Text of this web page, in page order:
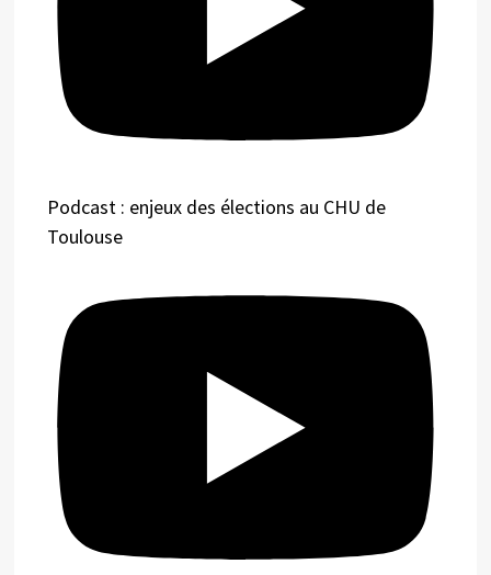
Podcast : enjeux des élections au CHU de
Toulouse